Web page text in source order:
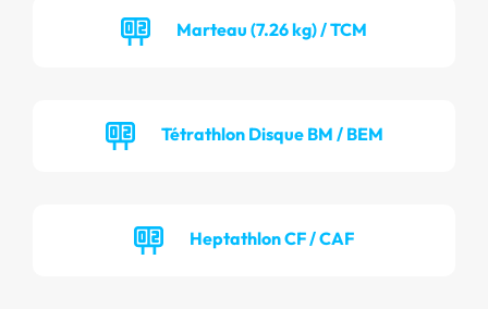
Marteau (7.26 kg) / TCM
Tétrathlon Disque BM / BEM
Heptathlon CF / CAF